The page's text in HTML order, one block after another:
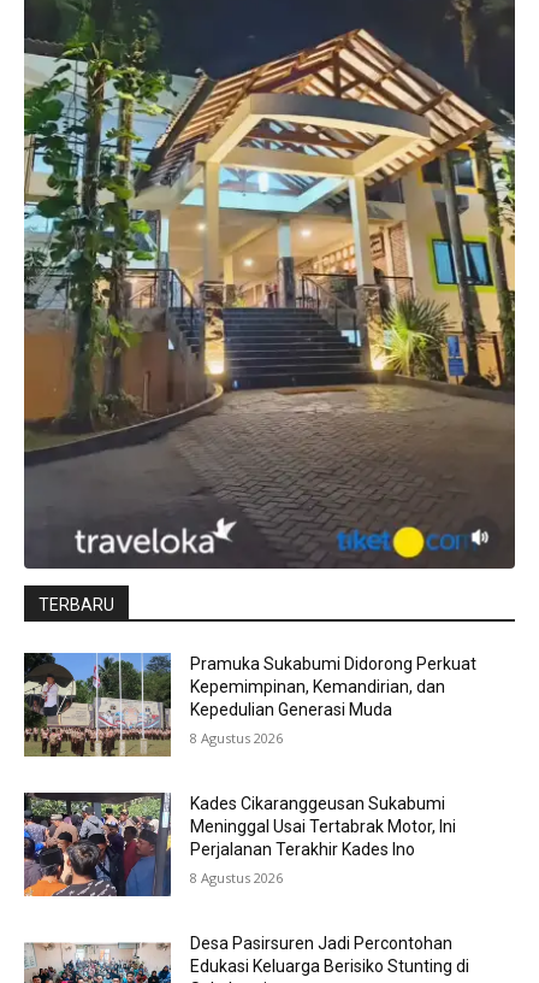
TERBARU
Pramuka Sukabumi Didorong Perkuat
Kepemimpinan, Kemandirian, dan
Kepedulian Generasi Muda
8 Agustus 2026
Kades Cikaranggeusan Sukabumi
Meninggal Usai Tertabrak Motor, Ini
Perjalanan Terakhir Kades Ino
8 Agustus 2026
Desa Pasirsuren Jadi Percontohan
Edukasi Keluarga Berisiko Stunting di